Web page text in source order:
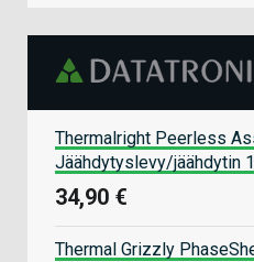
Thermalright Peerless
Jäähdytyslevy/jäähdytin
34,90 €
Thermal Grizzly